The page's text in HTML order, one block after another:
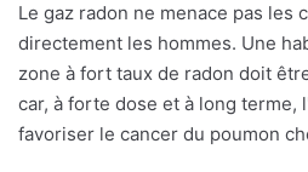
Le gaz radon ne menace pas les
directement les hommes. Une
zone à fort taux de radon doit
car, à forte dose et à long terme,
favoriser le cancer du poumon